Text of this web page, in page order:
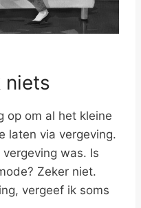
niets
op om al het kleine
laten via vergeving.
was. Is
Zeker niet.
vergeef ik soms